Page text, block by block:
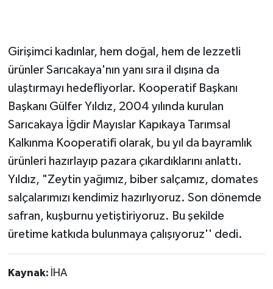
Girişimci kadınlar, hem doğal, hem de lezzetli
ürünler Sarıcakaya'nın yanı sıra il dışına da
ulaştırmayı hedefliyorlar. Kooperatif Başkanı
Başkanı Gülfer Yıldız, 2004 yılında kurulan
Sarıcakaya İğdir Mayıslar Kapıkaya Tarımsal
Kalkınma Kooperatifi olarak, bu yıl da bayramlık
ürünleri hazırlayıp pazara çıkardıklarını anlattı.
Yıldız, "Zeytin yağımız, biber salçamız, domates
salçalarımızı kendimiz hazırlıyoruz. Son dönemde
safran, kuşburnu yetiştiriyoruz. Bu şekilde
üretime katkıda bulunmaya çalışıyoruz'' dedi.
Kaynak: İHA